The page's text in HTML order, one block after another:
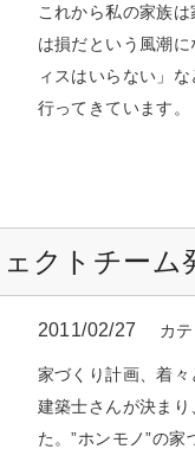
これから私の家族
は損だという風潮
ィスはいらない」
行ってきています。
クトチーム
2011/02/27 カテ
家づくり計画、着
建築士さんが決ま
た。”ホンモノ”の